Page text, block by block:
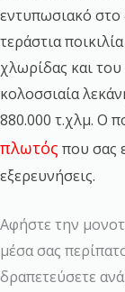
εντυπωσιακό στο
τεράστια
χλωρίδας και
κολοσσιαία
880.000 τ.χλμ. Ο
πλωτός που σας
εξερευνήσεις.
Αφήστε την
μέσα σας
δραπετεύσετε